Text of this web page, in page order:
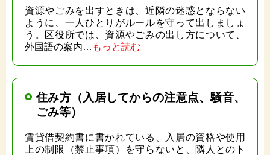
資源やごみを出すときは、近隣の迷惑とならない
ように、一人ひとりがルールを守って出しましょ
う。区役所では、資源やごみの出し方について、
外国語の案内… もっと読む
住み方（入居してからの注意点、騒音、
ごみ等）
賃貸借契約書に書かれている、入居の資格や使用
上の制限（禁止事項）を守らないと、隣人とのト